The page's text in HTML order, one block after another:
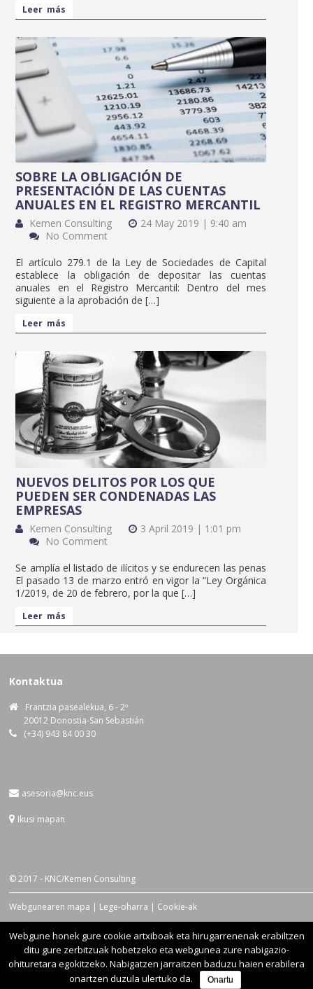
Leer más
SOBRE LA OBLIGACIÓN DE
PRESENTACIÓN DE LAS CUENTAS
ANUALES EN EL REGISTRO MERCANTIL
Kemen Consulting
24 May 2019 | 9:40 am
No Comment
El artículo 279.1 de la Ley de Sociedades de Capital
establece la obligación de depositar las cuentas
anuales en el Registro Mercantil: Dentro del mes
siguiente a la aprobación de […]
Leer más
NUEVOS DELITOS POR LOS QUE
PUEDEN SER CONDENADAS LAS
EMPRESAS
Kemen Consulting
3 April 2019 | 1:01 pm
No Comment
Se amplía el listado de ilícitos y se endurecen las penas
El pasado 13 de marzo entró en vigor la “Ley Orgánica
1/2019, de 20 de febrero, por la que […]
Leer más
Kontaktua
Frantzia pasealekua, 6 - 2º
20012 Donostia-San Sebastián
(+34) 943 84 00 30
asesoria@knc.eus
Ikusi mapan
© 2017 - KNC/Kemen Consulting
Webgunearen mapa | Lege-oharra | Cookie-ak
Sare sozialetan
Webgune honek gure cookie artxiboak eta hirugarrenenak erabiltzen
ditu gure zerbitzuak hobetzeko eta webgunea zure nabigazio-
ohituretara egokitzeko. Nabigatzen jarraitzen baduzu haien erabilera
onartzen duzula ulertuko da.
Onartu